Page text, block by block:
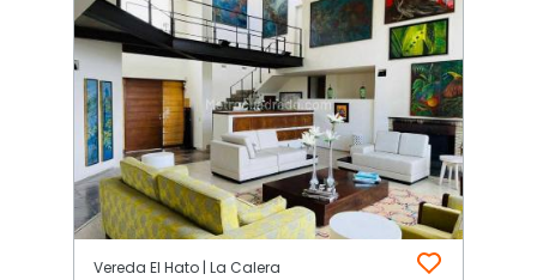
Vereda El Hato | La Calera